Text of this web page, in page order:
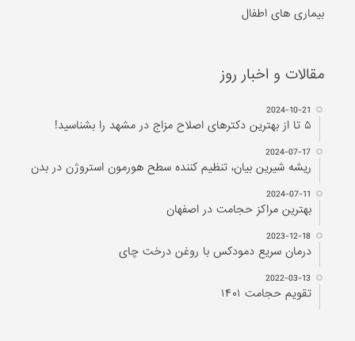
بیماری های اطفال
مقالات و اخبار روز
2024-10-21
۵ تا از بهترین دکتر‌های اصلاح مزاج در مشهد را بشناسید!
2024-07-17
ریشه شیرین بیان، تنظیم کننده سطح هورمون استروژن در بدن
2024-07-11
بهترین مراکز حجامت در اصفهان
2023-12-18
درمان سریع دمودکس با روغن درخت چای
2022-03-13
تقویم حجامت ۱۴۰۱